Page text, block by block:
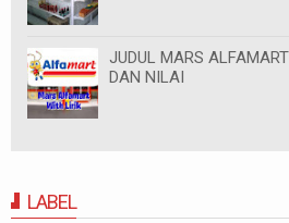
JUDUL MARS
DAN NILAI
LABEL